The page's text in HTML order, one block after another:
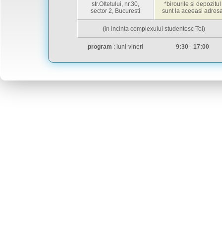
str.Oltetului, nr.30,
sector 2, Bucuresti
*birourile si depozitul
sunt la aceeasi
(in incinta complexului studentesc Tei)
program : luni-vineri 9:30- 17:00